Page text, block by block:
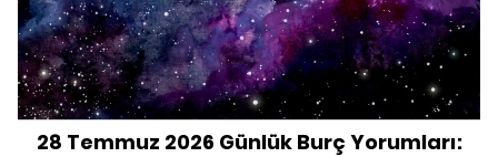
28 Temmuz 2026 Günlük Burç Yorumları: